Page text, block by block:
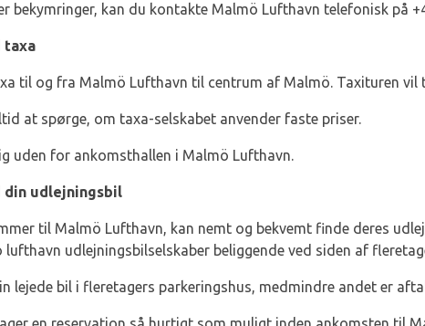
bekymringer, kan du kontakte Malmö Lufthavn telefonisk på
taxa
til og fra Malmö Lufthavn til centrum af Malmö. Taxituren vil
at spørge, om taxa-selskabet anvender faste priser.
uden for ankomsthallen i Malmö Lufthavn.
din udlejningsbil
til Malmö Lufthavn, kan nemt og bekvemt finde deres
udlejningsbilselskaber beliggende ved siden af
lejede bil i fleretagers parkeringshus, medmindre andet er